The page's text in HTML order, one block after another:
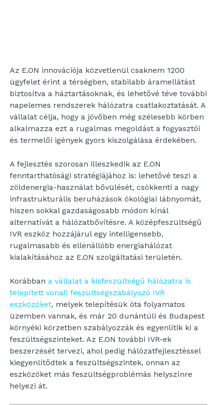
Az E.ON innovációja közvetlenül csaknem 1200
ügyfelet érint a térségben, stabilabb áramellátást
biztosítva a háztartásoknak, és lehetővé téve további
napelemes rendszerek hálózatra csatlakoztatását. A
vállalat célja, hogy a jövőben még szélesebb körben
alkalmazza ezt a rugalmas megoldást a fogyasztói
és termelői igények gyors kiszolgálása érdekében.
A fejlesztés szorosan illeszkedik az E.ON
fenntarthatósági stratégiájához is: lehetővé teszi a
zöldenergia-használat bővülését, csökkenti a nagy
infrastrukturális beruházások ökológiai lábnyomát,
hiszen sokkal gazdaságosabb módon kínál
alternatívát a hálózatbővítésre. A középfeszültségű
IVR eszköz hozzájárul egy intelligensebb,
rugalmasabb és ellenállóbb energiahálózat
kialakításához az E.ON szolgáltatási területén.
Korábban a vállalat a kisfeszültségű hálózatra is
telepített vonali feszültségszabályozó IVR
eszközöket, melyek telepítésük óta folyamatos
üzemben vannak, és már 20 dunántúli és Budapest
környéki körzetben szabályozzák és egyenlítik ki a
feszültségszinteket. Az E.ON további IVR-ek
beszerzését tervezi, ahol pedig hálózatfejlesztéssel
kiegyenlítődtek a feszültségszintek, onnan az
eszközöket más feszültségproblémás helyszínre
helyezi át.